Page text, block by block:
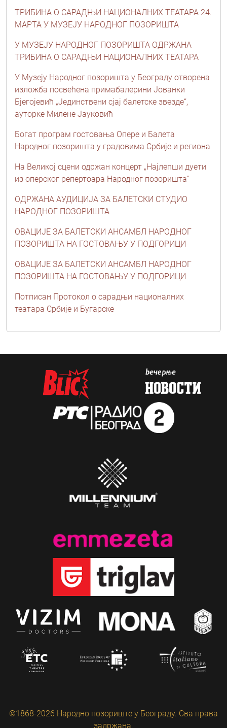
ТРИБИНА О САРАДЊИ НАЦИОНАЛНИХ ТЕАТАРА 24.
МАРТА У МУЗЕЈУ НАРОДНОГ ПОЗОРИШТА
У МУЗЕЈУ НАРОДНОГ ПОЗОРИШТА ОДРЖАНА
ТРИБИНА О САРАДЊИ НАЦИОНАЛНИХ ТЕАТАРА
У Музеју Народног позоришта у Београду отворена
изложба посвећена примабалерини Јованки
Бјегојевић „Јединствени сјај балетске звезде“,
ауторке Милене Јауковић
Богат програм гостовања Опере и Балета
Народног позоришта у градовима Србије и региона
На Великој сцени одржан концерт „Најлепши дуети
из оперског репертоара Народног позоришта“
ОДРЖАНА АУДИЦИЈА ЗА БАЛЕТСКИ СТУДИО
НАРОДНОГ ПОЗОРИШТА
ОВАЦИЈЕ ЗА БАЛЕТСКИ АНСАМБЛ НАРОДНОГ
ПОЗОРИШТА НА ГОСТОВАЊУ У ПОДГОРИЦИ
ОВАЦИЈЕ ЗА БАЛЕТСКИ АНСАМБЛ НАРОДНОГ
ПОЗОРИШТА НА ГОСТОВАЊУ У ПОДГОРИЦИ
Потписан Протокол о сарадњи националних
театара Србије и Бугарске
©1868-2026 Народно позориште у Београду. Сва права
задржана.